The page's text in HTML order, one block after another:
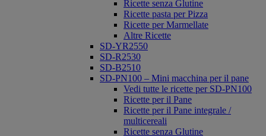
Ricette senza Glutine
Ricette pasta per Pizza
Ricette per Marmellate
Altre Ricette
SD-YR2550
SD-R2530
SD-B2510
SD-PN100 – Mini macchina per il pane
Vedi tutte le ricette per SD-PN100
Ricette per il Pane
Ricette per il Pane integrale /
multicereali
Ricette senza Glutine